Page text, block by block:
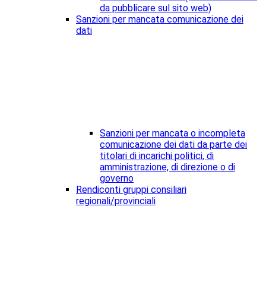
da pubblicare sul sito web)
Sanzioni per mancata comunicazione dei
dati
Sanzioni per mancata o incompleta
comunicazione dei dati da parte dei
titolari di incarichi politici, di
amministrazione, di direzione o di
governo
Rendiconti gruppi consiliari
regionali/provinciali